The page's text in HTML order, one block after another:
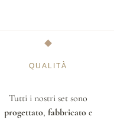
QUALITÀ
Tutti i nostri set sono
progettato, fabbricatoe